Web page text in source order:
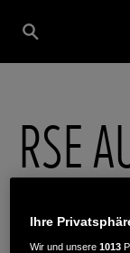
RSE
GMBH
Ihre
Wir und unsere1013